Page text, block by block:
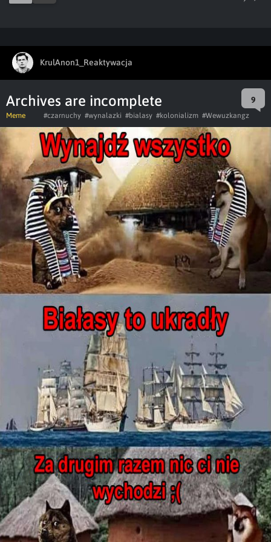
KrulAnon1_Reaktywacja
Archives are incomplete 9
Meme #czarnuchy #wynalazki #bialasy #kolonializm #Wewuzkangz